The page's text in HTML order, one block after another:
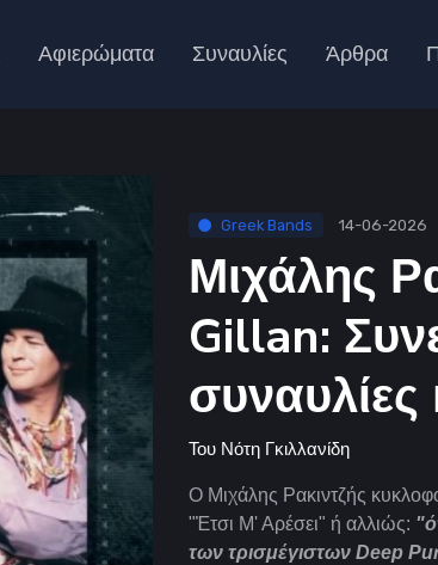
Αφιερώματα Συναυλίες Άρθρα
Greek Bands 14-06-2026
Μιχάλης
Gillan:
συναυλίες
Του Νότη Γκιλλανίδη
O Μιχάλης Ρακιντζής
"Ἐτσι Μ' Αρέσει" ή αλλιώς:
των τρισμέγιστων Deep